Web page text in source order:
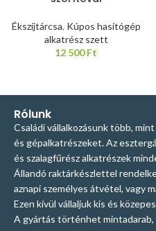
Ékszíjtárcsa, Kúpos hasítógép
alkatrész szett
12 500Ft
Rólunk
Családi vállalkozásunk több,
és gépalkatrészeket. Az
és szalagfűrész alkatrészek
Állandó raktárkészlettel
aznapi személyes átvétel, vagy
Ezen kívül vállaljuk kis és
A gyártás történhet mintadarab,